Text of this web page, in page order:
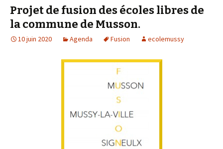
Projet de fusion des écoles libres de
la commune de Musson.
10 juin 2020 Agenda Fusion ecolemussy